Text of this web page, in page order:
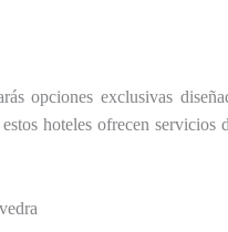
opciones exclusivas
hoteles ofrecen servicios